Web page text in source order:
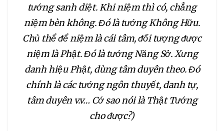
tướng sanh diệt. Khi niệm thì có, chẳng
niệm bèn không. Đó là tướng Không Hữu.
Chủ thể để niệm là cái tâm, đối tượng được
niệm là Phật. Đó là tướng Năng Sở. Xưng
danh hiệu Phật, dùng tâm duyên theo. Đó
chính là các tướng ngôn thuyết, danh tự,
tâm duyên v.v… Cớ sao nói là Thật Tướng
cho được?)